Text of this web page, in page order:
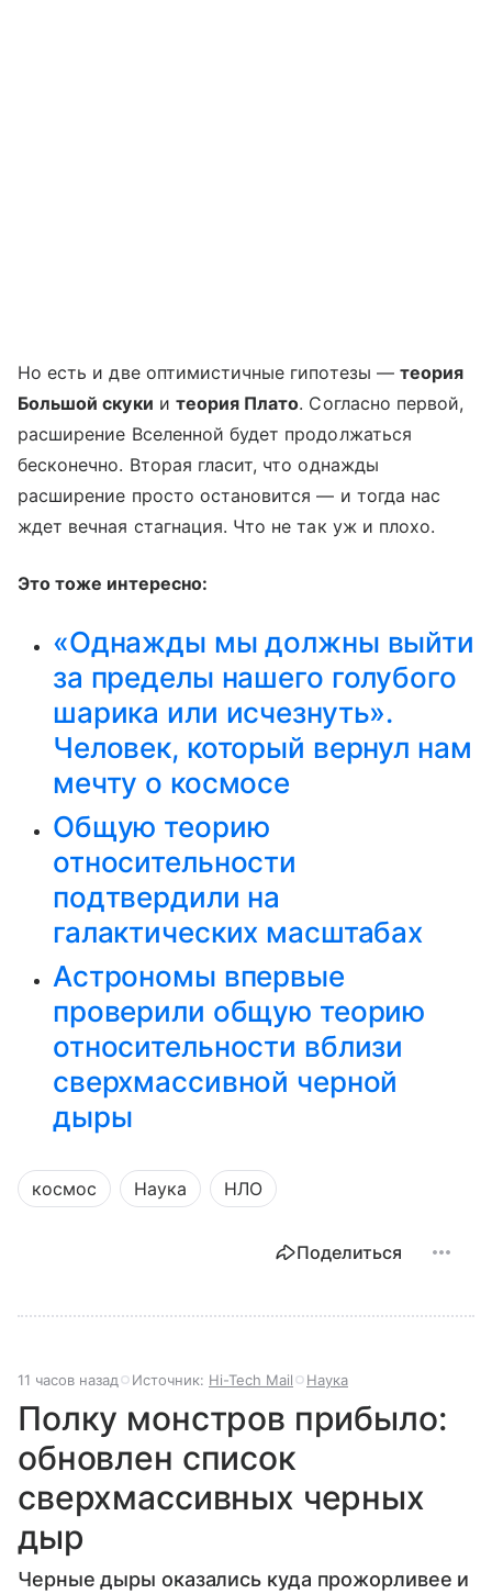
Но есть и две оптимистичные гипотезы — теория
Большой скуки и теория Плато. Согласно первой,
расширение Вселенной будет продолжаться
бесконечно. Вторая гласит, что однажды
расширение просто остановится — и тогда нас
ждет вечная стагнация. Что не так уж и плохо.
Это тоже интересно:
«Однажды мы должны выйти
за пределы нашего голубого
шарика или исчезнуть».
Человек, который вернул нам
мечту о космосе
Общую теорию
относительности
подтвердили на
галактических масштабах
Астрономы впервые
проверили общую теорию
относительности вблизи
сверхмассивной черной
дыры
космос Наука НЛО
Поделиться
11 часов назад Источник: Hi-Tech Mail Наука
Полку монстров прибыло:
обновлен список
сверхмассивных черных
дыр
Черные дыры оказались куда прожорливее и